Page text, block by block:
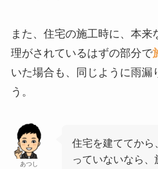
また、住宅の施工時に、本来
理がされているはずの部分で
いた場合も、同じように雨漏
う。
あつし
住宅を建ててから
っていないなら